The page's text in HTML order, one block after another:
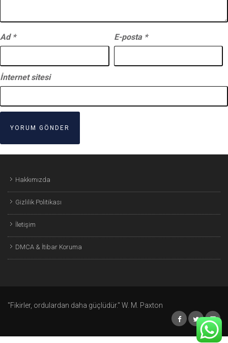
Ad * E-posta *
İnternet sitesi
Hakkımızda
Gizlilik Politikası
İletişim
DMCA & İtibar Koruma
"Fikirler, ordulardan daha güçlüdür." W. M. Paxton